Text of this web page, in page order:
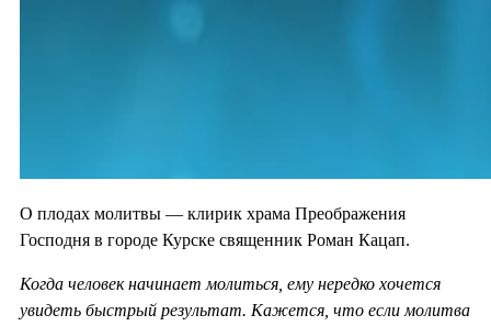
О плодах молитвы — клирик храма Преображения
Господня в городе Курске священник Роман Кацап.
Когда человек начинает молиться, ему нередко хочется
увидеть быстрый результат. Кажется, что если молитва